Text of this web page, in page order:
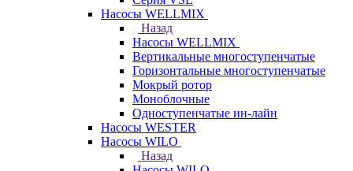
Насосы WELLMIX
Назад
Насосы WELLMIX
Вертикальные многоступенчатые
Горизонтальные многоступенчатые
Мокрый ротор
Моноблочные
Одноступенчатые ин-лайн
Насосы WESTER
Насосы WILO
Назад